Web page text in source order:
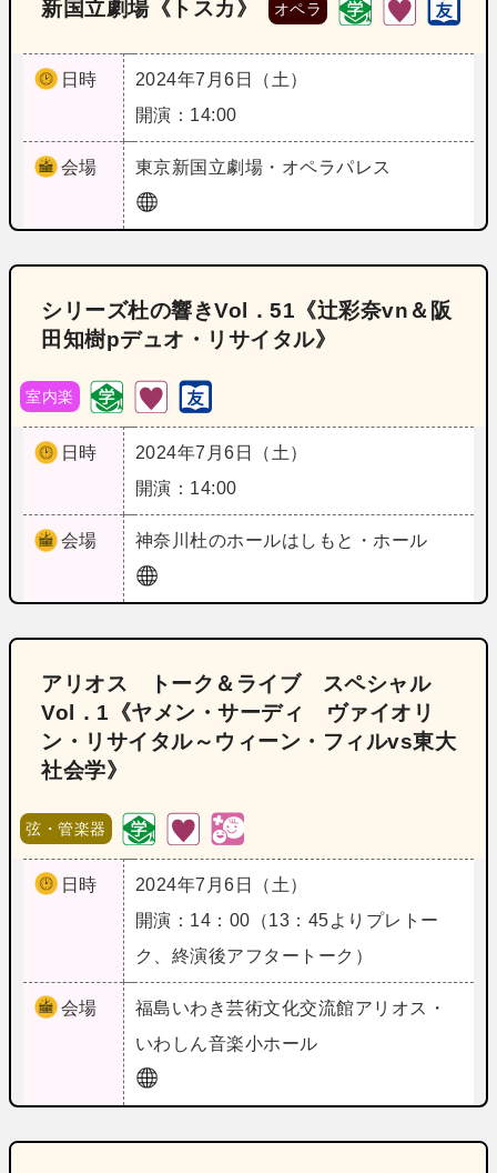
新国立劇場《トスカ》 オペラ
日時
2024年7月6日（土）
開演：14:00
会場 東京新国立劇場・オペラパレス
シリーズ杜の響きVol．51《辻彩奈vn＆阪
田知樹pデュオ・リサイタル》
室内楽
日時
2024年7月6日（土）
開演：14:00
会場 神奈川杜のホールはしもと・ホール
アリオス トーク＆ライブ スペシャル
Vol．1《ヤメン・サーディ ヴァイオリ
ン・リサイタル～ウィーン・フィルvs東大
社会学》
弦・管楽器
日時
2024年7月6日（土）
開演：14：00（13：45よりプレトー
ク、終演後アフタートーク）
会場 福島いわき芸術文化交流館アリオス・
いわしん音楽小ホール